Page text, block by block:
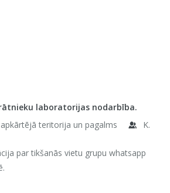
laboratorijas nodarbība.
apkārtējā teritorija un pagalms
K.
par tikšanās vietu grupu whatsapp